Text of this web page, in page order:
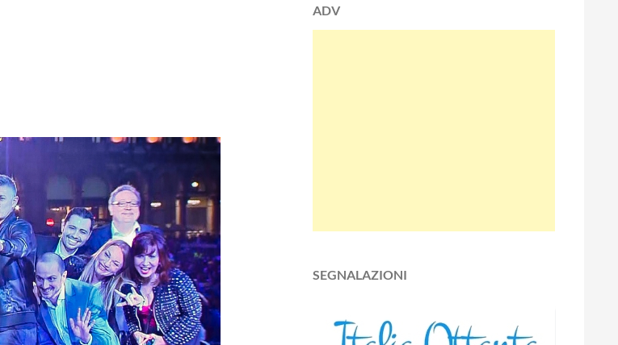
ADV
SEGNALAZIONI